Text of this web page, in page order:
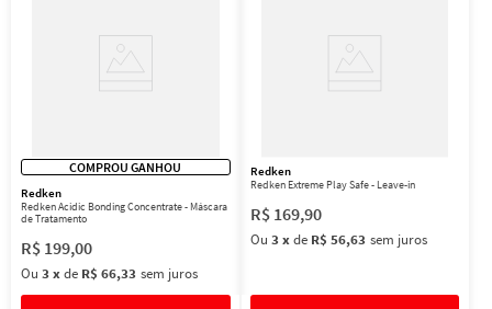
COMPROU GANHOU
Redken
Redken Acidic Bonding Concentrate - Máscara
de Tratamento
R$ 199,00
Ou 3 xde R$ 66,33 sem juros
Redken
Redken Extreme Play Safe - Leave-in
R$ 169,90
Ou 3 xde R$ 56,63 sem juros